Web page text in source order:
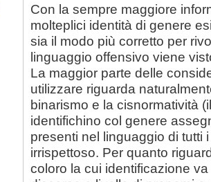
Con la sempre maggiore
molteplici identità di genere
sia il modo più corretto per
linguaggio offensivo viene
La maggior parte delle
utilizzare riguarda
binarismo e la cisnormatività
identifichino col genere
presenti nel linguaggio di tutti
irrispettoso. Per quanto
coloro la cui identificazione